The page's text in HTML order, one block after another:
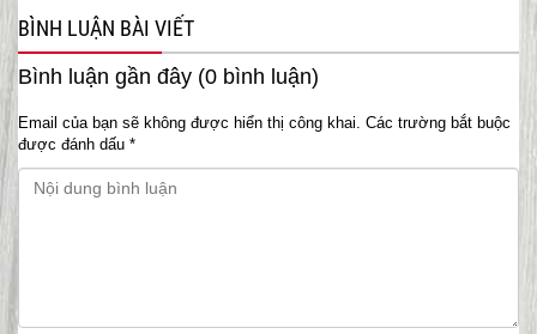
BÌNH LUẬN BÀI VIẾT
Bình luận gần đây (0 bình luận)
Email của bạn sẽ không được hiển thị công khai. Các trường bắt buộc
được đánh dấu *